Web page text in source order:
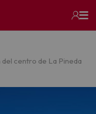
del centro de La Pineda